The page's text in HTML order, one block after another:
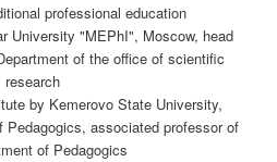
professional education
University "MEPhI", Moscow, head
of the office of scientific
research
by Kemerovo State University,
Pedagogics, associated professor of
of Pedagogics